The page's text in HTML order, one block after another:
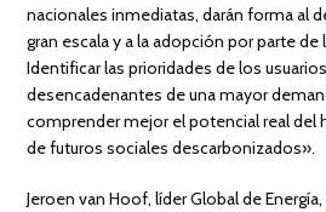
nacionales inmediatas, darán forma al
gran escala y a la adopción por parte de
Identificar las prioridades de los
desencadenantes de una mayor
comprender mejor el potencial real del
de futuros sociales descarbonizados».
Jeroen van Hoof, líder Global de